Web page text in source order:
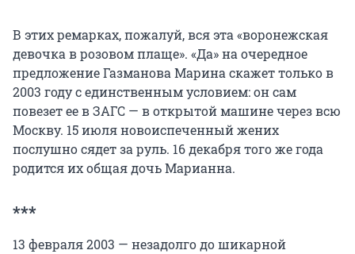
В этих ремарках, пожалуй, вся эта «воронежская
девочка в розовом плаще». «Да» на очередное
предложение Газманова Марина скажет только в
2003 году с единственным условием: он сам
повезет ее в ЗАГС — в открытой машине через всю
Москву. 15 июля новоиспеченный жених
послушно сядет за руль. 16 декабря того же года
родится их общая дочь Марианна.
***
13 февраля 2003 — незадолго до шикарной